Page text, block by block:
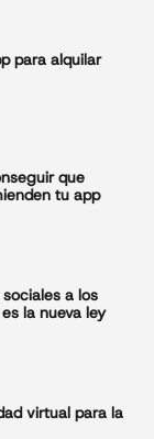
para alquilar
que
tu app
a los
la nueva ley
virtual para la